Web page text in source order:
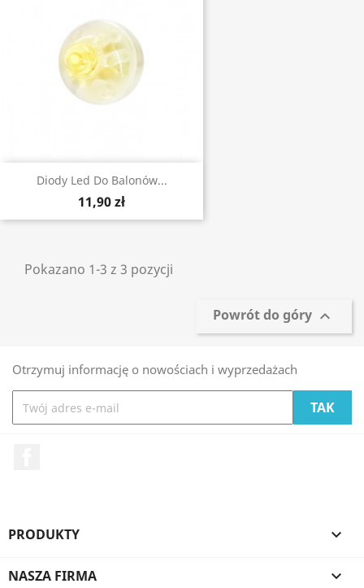
Diody Led Do Balonów...
11,90 zł
Pokazano 1-3 z 3 pozycji
Powrót do góry 
Otrzymuj informację o nowościach i wyprzedażach
PRODUKTY 
NASZA FIRMA 